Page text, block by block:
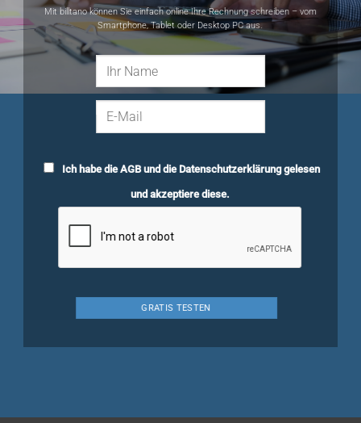
Mit billtano können Sie einfach online Ihre Rechnung schreiben – vom
Smartphone, Tablet oder Desktop PC aus.
Ich habe dieAGBund die Datenschutzerklärunggelesen
und akzeptiere diese.